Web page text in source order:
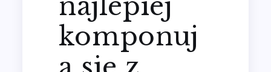
komponuj